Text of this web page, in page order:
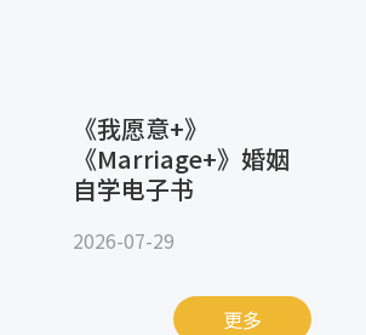
《我愿意+》
《Marriage+》婚姻
自学电子书
2026-07-29
更多